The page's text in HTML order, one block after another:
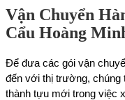
Vận Chuyển
Cẩu Hoàng
Để đưa các gói vận
đến với thị trường, chúng
thành tựu mới trong việc